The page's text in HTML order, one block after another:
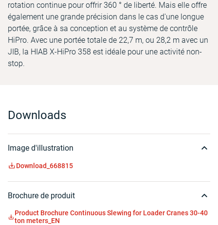
rotation continue pour offrir 360 ° de liberté. Mais elle offre
également une grande précision dans le cas d'une longue
portée, grâce à sa conception et au système de contrôle
HiPro. Avec une portée totale de 22,7 m, ou 28,2 m avec un
JIB, la HIAB X-HiPro 358 est idéale pour une activité non-
stop.
Downloads
Image d'illustration
Download_668815
Brochure de produit
Product Brochure Continuous Slewing for Loader Cranes 30-40
ton meters_EN